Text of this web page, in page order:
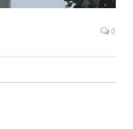
0